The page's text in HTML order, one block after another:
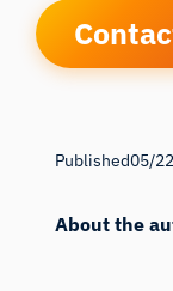
Published05/
About the